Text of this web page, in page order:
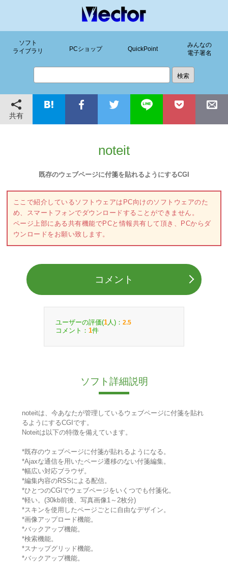
ソフト
ライブラリ
PCショップ QuickPoint
みんなの
電子署名
共有
noteit
既存のウェブページに付箋を貼れるようにするCGI
ここで紹介しているソフトウェアはPC向けのソフトウェアのた
め、スマートフォンでダウンロードすることができません。
ページ上部にある共有機能でPCと情報共有して頂き、PCからダ
ウンロードをお願い致します。
コメント
ユーザーの評価(1 人)： 2.5
コメント： 1件
ソフト詳細説明
noteitは、今あなたが管理しているウェブページに付箋を貼れ
るようにするCGIです。
Noteitは以下の特徴を備えています。
*既存のウェブページに付箋が貼れるようになる。
*Ajaxな通信を用いたページ遷移のない付箋編集。
*幅広い対応ブラウザ。
*編集内容のRSSによる配信。
*ひとつのCGIでウェブページをいくつでも付箋化。
*軽い。(30kb前後、写真画像1～2枚分)
*スキンを使用したページごとに自由なデザイン。
*画像アップロード機能。
*バックアップ機能。
*検索機能。
*スナップグリッド機能。
*バックアップ機能。